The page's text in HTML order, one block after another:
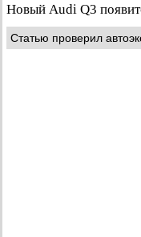
Новый Audi Q3
Статью проверил